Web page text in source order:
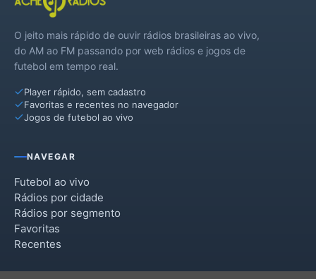
O jeito mais rápido de ouvir rádios brasileiras ao vivo,
do AM ao FM passando por web rádios e jogos de
futebol em tempo real.
Player rápido, sem cadastro
Favoritas e recentes no navegador
Jogos de futebol ao vivo
NAVEGAR
Futebol ao vivo
Rádios por cidade
Rádios por segmento
Favoritas
Recentes